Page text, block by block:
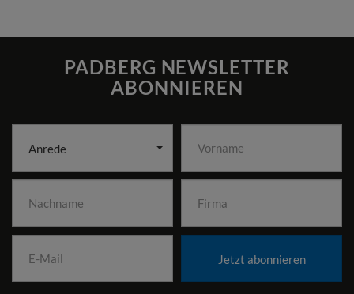
PADBERG NEWSLETTER
ABONNIEREN
Anrede
Jetzt abonnieren